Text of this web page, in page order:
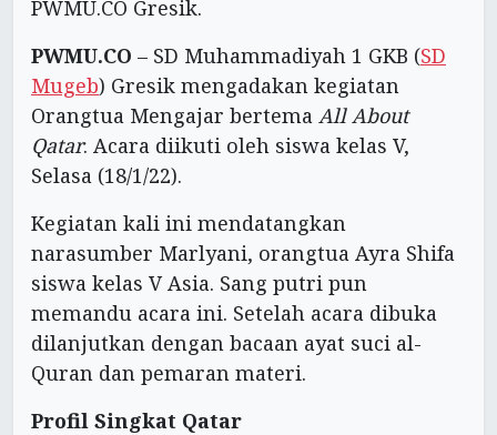
PWMU.CO Gresik.
PWMU.CO – SD Muhammadiyah 1 GKB (SD
Mugeb) Gresik mengadakan kegiatan
Orangtua Mengajar bertema All About
Qatar. Acara diikuti oleh siswa kelas V,
Selasa (18/1/22).
Kegiatan kali ini mendatangkan
narasumber Marlyani, orangtua Ayra Shifa
siswa kelas V Asia. Sang putri pun
memandu acara ini. Setelah acara dibuka
dilanjutkan dengan bacaan ayat suci al-
Quran dan pemaran materi.
Profil Singkat Qatar